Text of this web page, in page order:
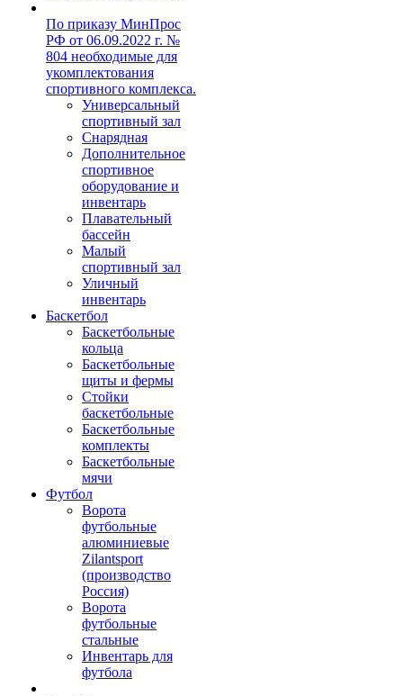
По приказу МинПрос
РФ от 06.09.2022 г. №
804 необходимые для
укомплектования
спортивного комплекса.
Универсальный
спортивный зал
Снарядная
Дополнительное
спортивное
оборудование и
инвентарь
Плавательный
бассейн
Малый
спортивный зал
Уличный
инвентарь
Баскетбол
Баскетбольные
кольца
Баскетбольные
щиты и фермы
Стойки
баскетбольные
Баскетбольные
комплекты
Баскетбольные
мячи
Футбол
Ворота
футбольные
алюминиевые
Zilantsport
(производство
Россия)
Ворота
футбольные
стальные
Инвентарь для
футбола